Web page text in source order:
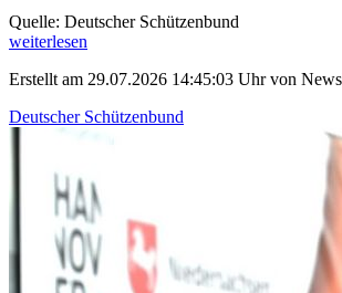
Quelle: Deutscher Schützenbund
weiterlesen
Erstellt am 29.07.2026 14:45:03 Uhr von
Deutscher Schützenbund